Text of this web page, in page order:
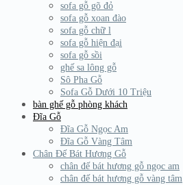
sofa gỗ gõ đỏ
sofa gỗ xoan đào
sofa gỗ chữ l
sofa gỗ hiện đại
sofa gỗ sồi
ghế sa lông gỗ
Sô Pha Gỗ
Sofa Gỗ Dưới 10 Triệu
bàn ghế gỗ phòng khách
Đĩa Gỗ
Đĩa Gỗ Ngọc Am
Đĩa Gỗ Vàng Tâm
Chân Đế Bát Hương Gỗ
chân đế bát hương gỗ ngọc am
chân đế bát hương gỗ vàng tâm